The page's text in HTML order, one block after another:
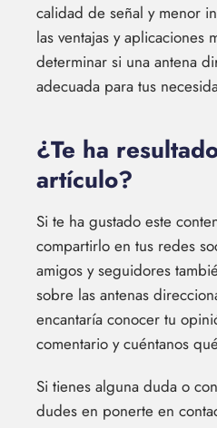
calidad de señal y menor
las ventajas y aplicaciones
determinar si una antena
adecuada para tus
¿Te ha
artículo?
Si te ha gustado este
compartirlo en tus redes
amigos y seguidores
sobre las antenas
encantaría conocer tu
comentario y cuéntanos
Si tienes alguna duda o
dudes en ponerte en